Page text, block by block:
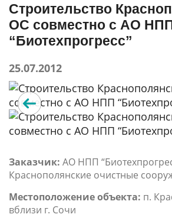
Строительство
ОС совместно с АО
“Биотехпрогресс”
25.07.2012
Заказчик: АО НПП
Краснополянские очистные
Местоположение объекта: п.
вблизи г. Сочи